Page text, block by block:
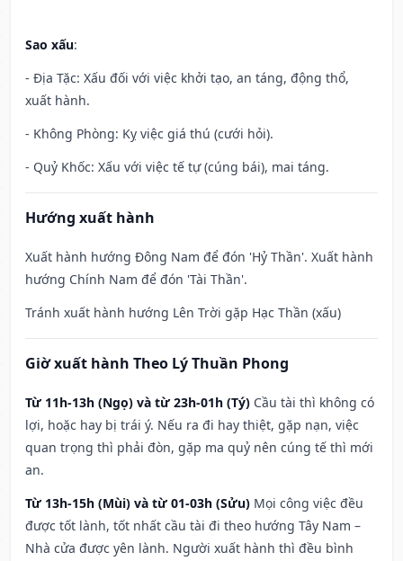
Sao xấu:
- Địa Tặc: Xấu đối với việc khởi tạo, an táng, động thổ,
xuất hành.
- Không Phòng: Kỵ việc giá thú (cưới hỏi).
- Quỷ Khốc: Xấu với việc tế tự (cúng bái), mai táng.
Hướng xuất hành
Xuất hành hướng Đông Nam để đón 'Hỷ Thần'. Xuất hành
hướng Chính Nam để đón 'Tài Thần'.
Tránh xuất hành hướng Lên Trời gặp Hạc Thần (xấu)
Giờ xuất hành Theo Lý Thuần Phong
Từ 11h-13h (Ngọ) và từ 23h-01h (Tý) Cầu tài thì không có
lợi, hoặc hay bị trái ý. Nếu ra đi hay thiệt, gặp nạn, việc
quan trọng thì phải đòn, gặp ma quỷ nên cúng tế thì mới
an.
Từ 13h-15h (Mùi) và từ 01-03h (Sửu) Mọi công việc đều
được tốt lành, tốt nhất cầu tài đi theo hướng Tây Nam –
Nhà cửa được yên lành. Người xuất hành thì đều bình